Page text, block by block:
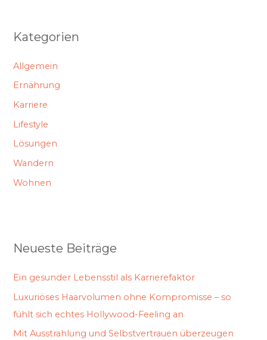
Kategorien
Allgemein
Ernährung
Karriere
Lifestyle
Lösungen
Wandern
Wohnen
Neueste Beiträge
Ein gesunder Lebensstil als Karrierefaktor
Luxuriöses Haarvolumen ohne Kompromisse – so
fühlt sich echtes Hollywood-Feeling an
Mit Ausstrahlung und Selbstvertrauen überzeugen